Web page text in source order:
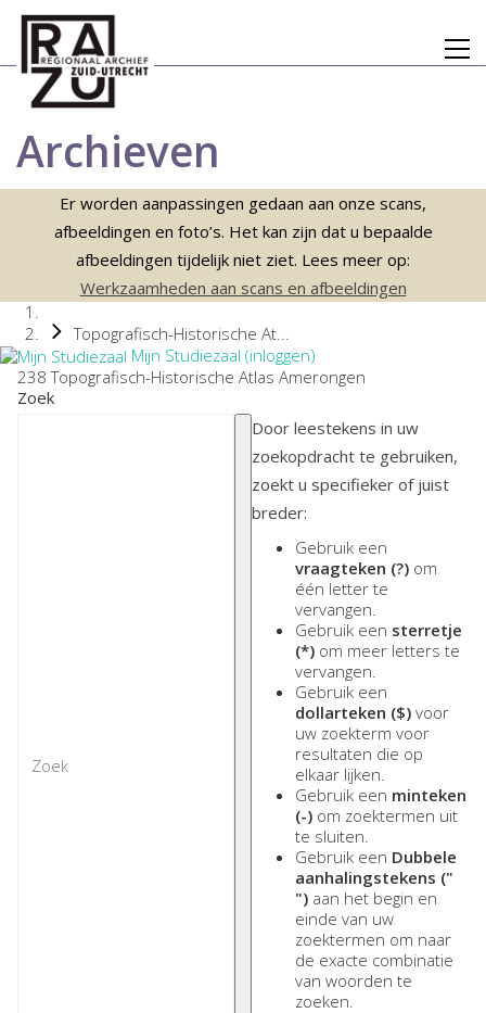
Archieven
Er worden aanpassingen gedaan aan onze scans,
afbeeldingen en foto’s. Het kan zijn dat u bepaalde
afbeeldingen tijdelijk niet ziet. Lees meer op:
Werkzaamheden aan scans en afbeeldingen
Topografisch-Historische At...
Mijn Studiezaal (inloggen)
238 Topografisch-Historische Atlas Amerongen
Zoek
Door leestekens in uw
zoekopdracht te gebruiken,
zoekt u specifieker of juist
breder:
Gebruik een
vraagteken (?) om
één letter te
vervangen.
Gebruik een sterretje
(*) om meer letters te
vervangen.
Gebruik een
dollarteken ($) voor
uw zoekterm voor
resultaten die op
elkaar lijken.
Gebruik een minteken
(-) om zoektermen uit
te sluiten.
Gebruik een Dubbele
aanhalingstekens ("
") aan het begin en
einde van uw
zoektermen om naar
de exacte combinatie
van woorden te
zoeken.